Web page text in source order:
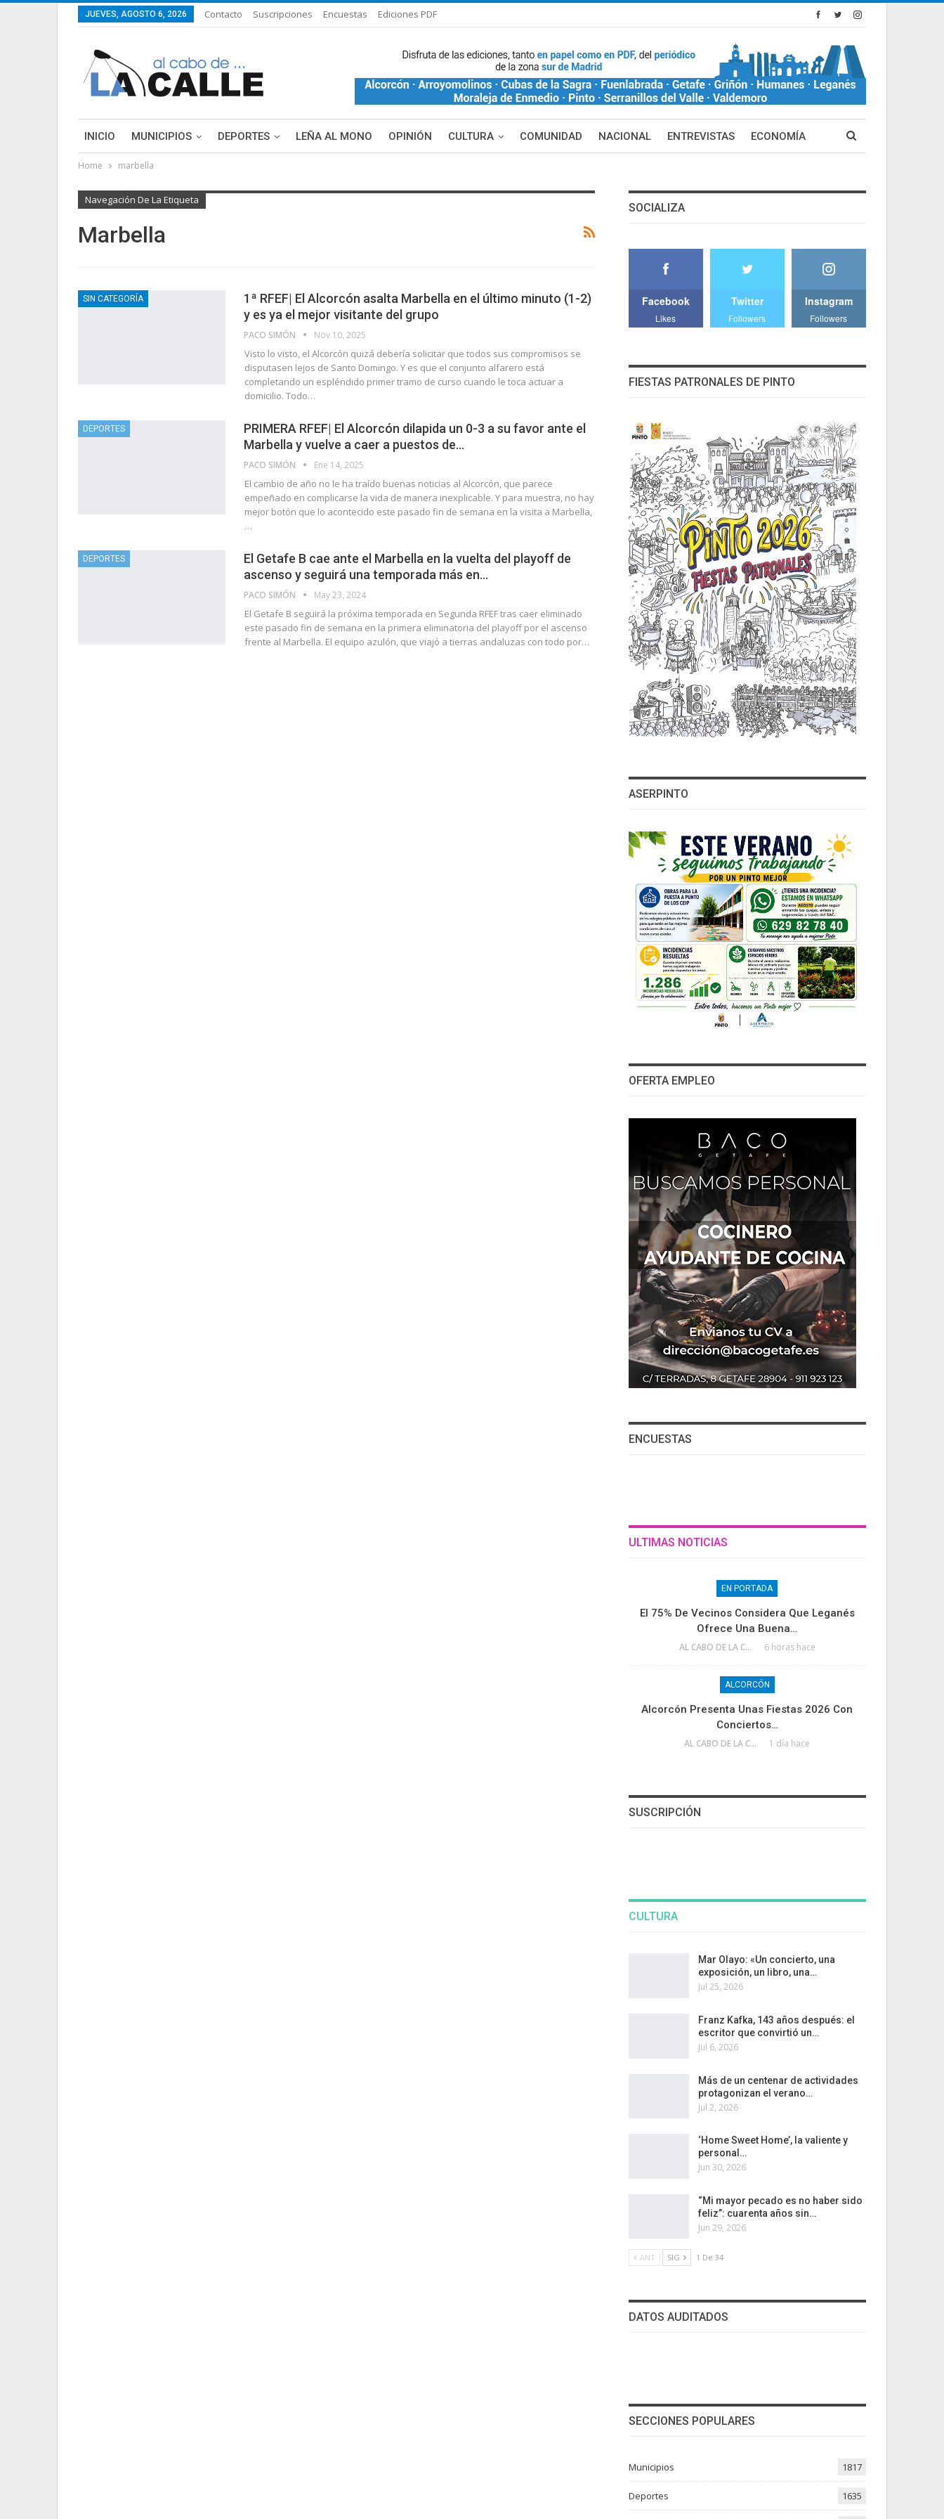
JUEVES, AGOSTO 6, 2026 Contacto Suscripciones Encuestas Ediciones PDF
INICIO MUNICIPIOS DEPORTES LEÑA AL MONO OPINIÓN CULTURA COMUNIDAD NACIONAL ENTREVISTAS ECONOMÍA
LIFESTYLE PURA FICCIÓN: LAS HISTORIAS DE BLANCA
Home marbella
Navegación De La Etiqueta
Marbella
SIN CATEGORÍA
1ª RFEF| El Alcorcón asalta Marbella en el último minuto (1-2)
y es ya el mejor visitante del grupo
PACO SIMÓN Nov 10, 2025
Visto lo visto, el Alcorcón quizá debería solicitar que todos sus compromisos se
disputasen lejos de Santo Domingo. Y es que el conjunto alfarero está
completando un espléndido primer tramo de curso cuando le toca actuar a
domicilio. Todo…
DEPORTES
PRIMERA RFEF| El Alcorcón dilapida un 0-3 a su favor ante el
Marbella y vuelve a caer a puestos de…
PACO SIMÓN Ene 14, 2025
El cambio de año no le ha traído buenas noticias al Alcorcón, que parece
empeñado en complicarse la vida de manera inexplicable. Y para muestra, no hay
mejor botón que lo acontecido este pasado fin de semana en la visita a Marbella,
…
DEPORTES
El Getafe B cae ante el Marbella en la vuelta del playoff de
ascenso y seguirá una temporada más en…
PACO SIMÓN May 23, 2024
El Getafe B seguirá la próxima temporada en Segunda RFEF tras caer eliminado
este pasado fin de semana en la primera eliminatoria del playoff por el ascenso
frente al Marbella. El equipo azulón, que viajó a tierras andaluzas con todo por…
SOCIALIZA
Facebook
Likes
Twitter
Followers
Instagram
Followers
FIESTAS PATRONALES DE PINTO
ASERPINTO
OFERTA EMPLEO
ENCUESTAS
ULTIMAS NOTICIAS
EN PORTADA
El 75% De Vecinos Considera Que Leganés
Ofrece Una Buena…
AL CABO DE LA CALLE 6 horas hace
ALCORCÓN
Alcorcón Presenta Unas Fiestas 2026 Con
Conciertos…
AL CABO DE LA CALLE 1 día hace
SUSCRIPCIÓN
CULTURA
Mar Olayo: «Un concierto, una
exposición, un libro, una…
Jul 25, 2026
Franz Kafka, 143 años después: el
escritor que convirtió un…
Jul 6, 2026
Más de un centenar de actividades
protagonizan el verano…
Jul 2, 2026
‘Home Sweet Home’, la valiente y
personal…
Jun 30, 2026
“Mi mayor pecado es no haber sido
feliz”: cuarenta años sin…
Jun 29, 2026
ANT SIG 1 De 34
DATOS AUDITADOS
SECCIONES POPULARES
Municipios 1817
Deportes 1635